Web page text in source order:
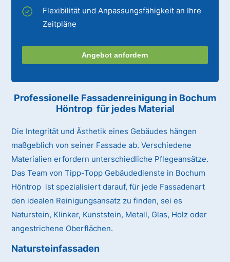
Flexibilität und Anpassungsfähigkeit an Ihre
Zeitpläne
Angebot anfordern
Professionelle Fassadenreinigung in Bochum
Höntrop für jedes Material
Die Integrität und Ästhetik eines Gebäudes hängen
maßgeblich von seiner Fassade ab. Verschiedene
Materialien erfordern unterschiedliche Pflegeansätze.
Das Team von Tipp-Topp Gebäudedienste in Bochum
Höntrop ist spezialisiert darauf, für jede Fassadenart
den idealen Reinigungsansatz zu finden, sei es
Naturstein, Klinker, Kunststein, Metall, Glas, Holz oder
angestrichene Oberflächen.
Natursteinfassaden